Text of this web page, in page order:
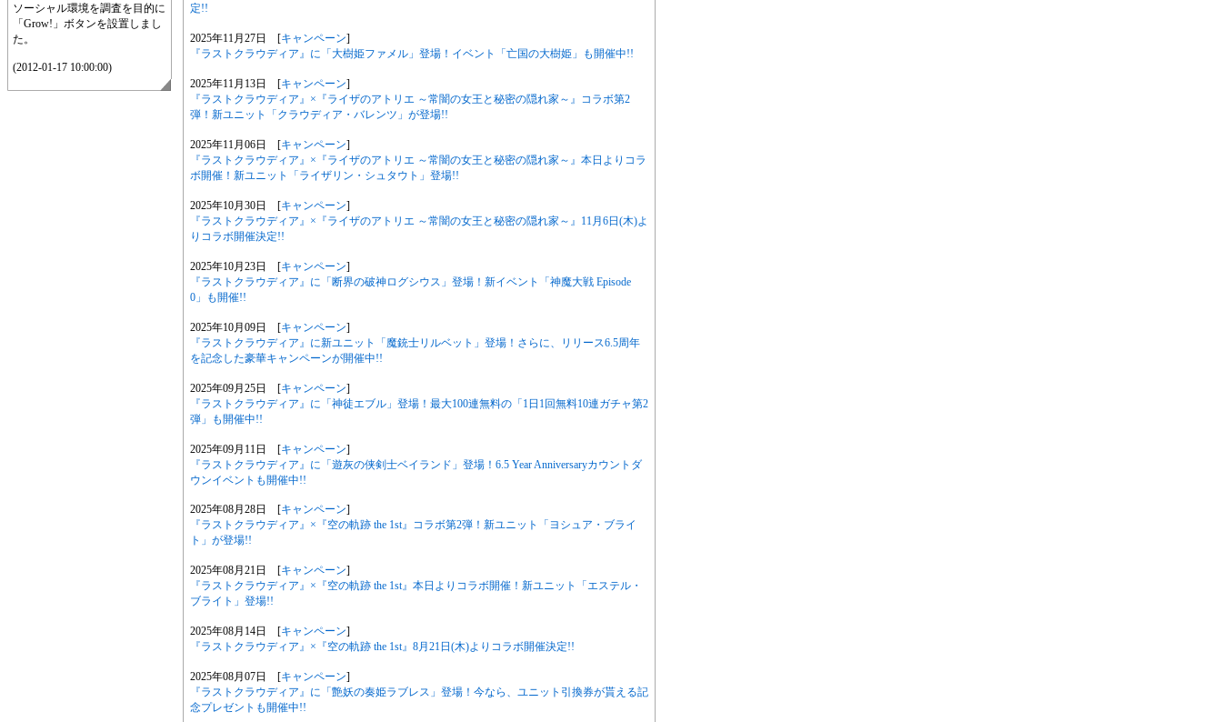
ソーシャル環境を調査を目的に
「Grow!」ボタンを設置しまし
た。
(2012-01-17 10:00:00)
定!!
2025年11月27日 [キャンペーン]
『ラストクラウディア』に「大樹姫ファメル」登場！イベント「亡国の大樹姫」も開催中!!
2025年11月13日 [キャンペーン]
『ラストクラウディア』×『ライザのアトリエ ～常闇の女王と秘密の隠れ家～』コラボ第2
弾！新ユニット「クラウディア・バレンツ」が登場!!
2025年11月06日 [キャンペーン]
『ラストクラウディア』×『ライザのアトリエ ～常闇の女王と秘密の隠れ家～』本日よりコラ
ボ開催！新ユニット「ライザリン・シュタウト」登場!!
2025年10月30日 [キャンペーン]
『ラストクラウディア』×『ライザのアトリエ ～常闇の女王と秘密の隠れ家～』11月6日(木)よ
りコラボ開催決定!!
2025年10月23日 [キャンペーン]
『ラストクラウディア』に「断界の破神ログシウス」登場！新イベント「神魔大戦 Episode
0」も開催!!
2025年10月09日 [キャンペーン]
『ラストクラウディア』に新ユニット「魔銃士リルベット」登場！さらに、リリース6.5周年
を記念した豪華キャンペーンが開催中!!
2025年09月25日 [キャンペーン]
『ラストクラウディア』に「神徒エブル」登場！最大100連無料の「1日1回無料10連ガチャ第2
弾」も開催中!!
2025年09月11日 [キャンペーン]
『ラストクラウディア』に「遊灰の侠剣士ベイランド」登場！6.5 Year Anniversaryカウントダ
ウンイベントも開催中!!
2025年08月28日 [キャンペーン]
『ラストクラウディア』×『空の軌跡 the 1st』コラボ第2弾！新ユニット「ヨシュア・ブライ
ト」が登場!!
2025年08月21日 [キャンペーン]
『ラストクラウディア』×『空の軌跡 the 1st』本日よりコラボ開催！新ユニット「エステル・
ブライト」登場!!
2025年08月14日 [キャンペーン]
『ラストクラウディア』×『空の軌跡 the 1st』8月21日(木)よりコラボ開催決定!!
2025年08月07日 [キャンペーン]
『ラストクラウディア』に「艶妖の奏姫ラブレス」登場！今なら、ユニット引換券が貰える記
念プレゼントも開催中!!